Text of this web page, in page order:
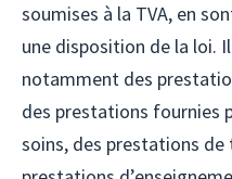
soumises à la TVA, en
une disposition de la loi.
notamment des
des prestations fournies
soins, des prestations